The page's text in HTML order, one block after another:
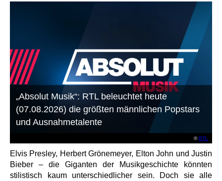
©RTL
„Absolut Musik“: RTL beleuchtet heute
(07.08.2026) die größten männlichen Popstars
und Ausnahmetalente
Elvis Presley, Herbert Grönemeyer, Elton John und Justin
Bieber – die Giganten der Musikgeschichte könnten
stilistisch kaum unterschiedlicher sein. Doch sie alle